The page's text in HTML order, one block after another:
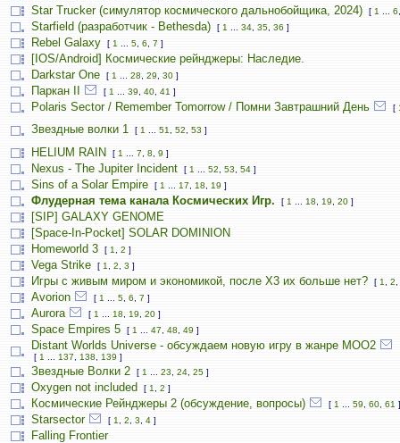
Star Trucker (симулятор космического дальнобойщика, 2024) [ 1 6
Starfield (разработчик - Bethesda) [ 1 34 35 36 ]
Rebel Galaxy [ 1 5 6 7 ]
[IOS/Android] Космические рейнджеры: Наследие.
Darkstar One
[ 1 28 29 30 ]
Паркан II [ 1 39 40 41 ]
Polaris Sector / Remember Tomorrow / Помни Завтрашний День [
Звездные волки 1 [ 1 51 52 53 ]
HELIUM RAIN [ 1 7 8 9 ]
Nexus - The Jupiter Incident [ 1 52 53 54 ]
Sins of a Solar Empire [ 1 17 18 19 ]
Флудерная тема канала Космических Игр. [ 1 18 19 20 ]
[SIP] GALAXY GENOME
[Space-In-Pocket] SOLAR DOMINION
Homeworld 3
[ 1 2 ]
Vega Strike [ 1 2 3 ]
Игры с живым миром и экономикой, после X3 их больше нет? [ 1 2
Avorion [ 1 5 6 7 ]
Aurora [ 1 18 19 20 ]
Space Empires 5 [ 1 47 48 49 ]
Distant Worlds Universe - обсуждаем новую игру в жанре MOO2
[ 1 137 138 139 ]
Звездные Волки 2 [ 1 23 24 25 ]
Oxygen not included [ 1 2 ]
Космические Рейнджеры 2 (обсуждение, вопросы) [ 1 59 60 61 ]
Starsector [ 1 2 3 4 ]
Falling Frontier